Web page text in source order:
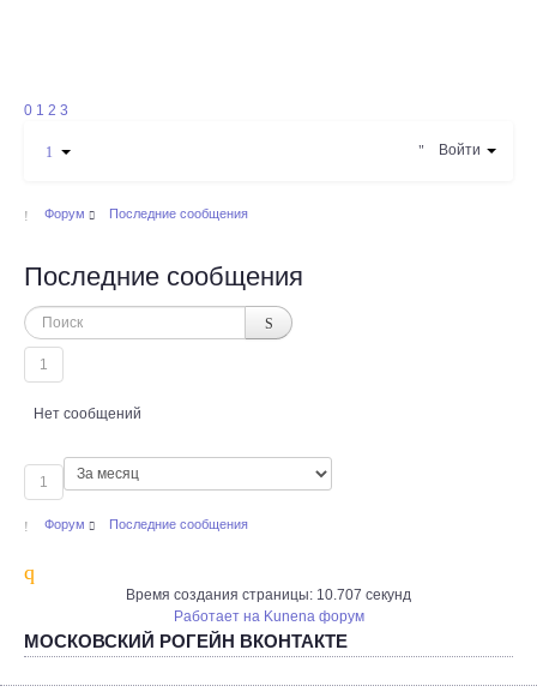
0 1 2 3
Войти
Форум Последние сообщения
Последние сообщения
1
Нет сообщений
1
Форум Последние сообщения
Время создания страницы: 10.707 секунд
Работает на Kunena форум
МОСКОВСКИЙ РОГЕЙН ВКОНТАКТЕ